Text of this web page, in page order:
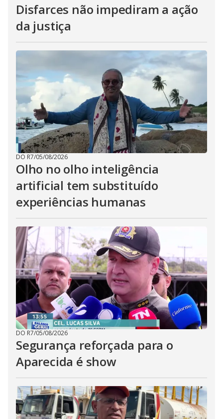
Disfarces não impediram a ação
da justiça
DO R7/05/08/2026
Olho no olho inteligência
artificial tem substituído
experiências humanas
DO R7/05/08/2026
Segurança reforçada para o
Aparecida é show